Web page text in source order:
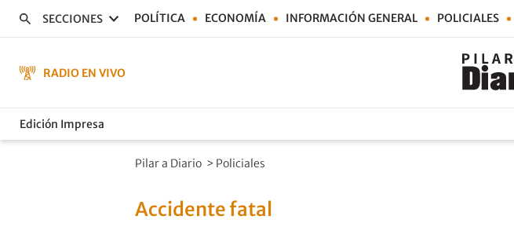
SECCIONES POLÍTICA ECONOMÍA INFORMACIÓN GENERAL POLICIALES
RADIO EN VIVO
Edición Impresa
Pilar a Diario > Policiales
Accidente fatal